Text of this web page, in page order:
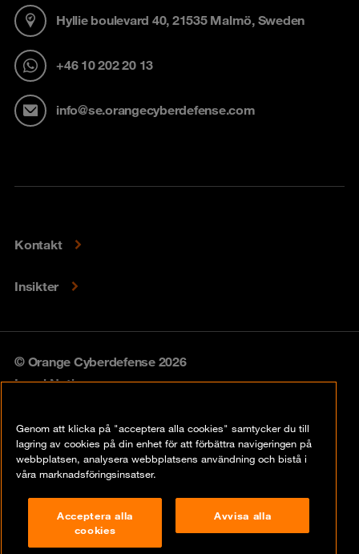
Hyllie boulevard 40, 21535 Malmö, Sweden
+46 10 202 20 13
info@se.orangecyberdefense.com
Kontakt
Insikter
© Orange Cyberdefense 2026
Legal Notice
Vulnerability policy
Compliance
Genom att klicka på "acceptera alla cookies" samtycker du till
lagring av cookies på din enhet för att förbättra navigeringen på
webbplatsen, analysera webbplatsens användning och bistå i
våra marknadsföringsinsatser.
Acceptera alla
cookies
Avvisa alla